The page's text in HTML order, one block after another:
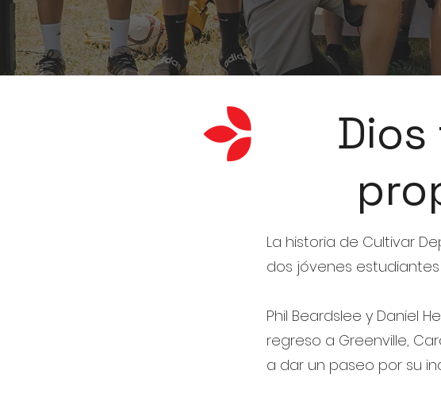
La historia de Cultivar
dos jóvenes
Phil Beardslee y Daniel
regreso a Greenville,
a dar un paseo por su